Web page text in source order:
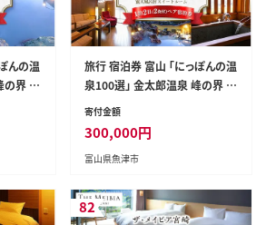
んの温
の界 露
2泊4
・沖
旅行 宿泊券 富山 「にっぽんの温
泉100選」 金太郎温泉 峰の界 露
天風呂付 スイートルーム 1泊2
北陸 温泉 富山県 ※北海道・沖
縄・離島への配送不可
寄付金額
300,000円
富山県魚津市
82